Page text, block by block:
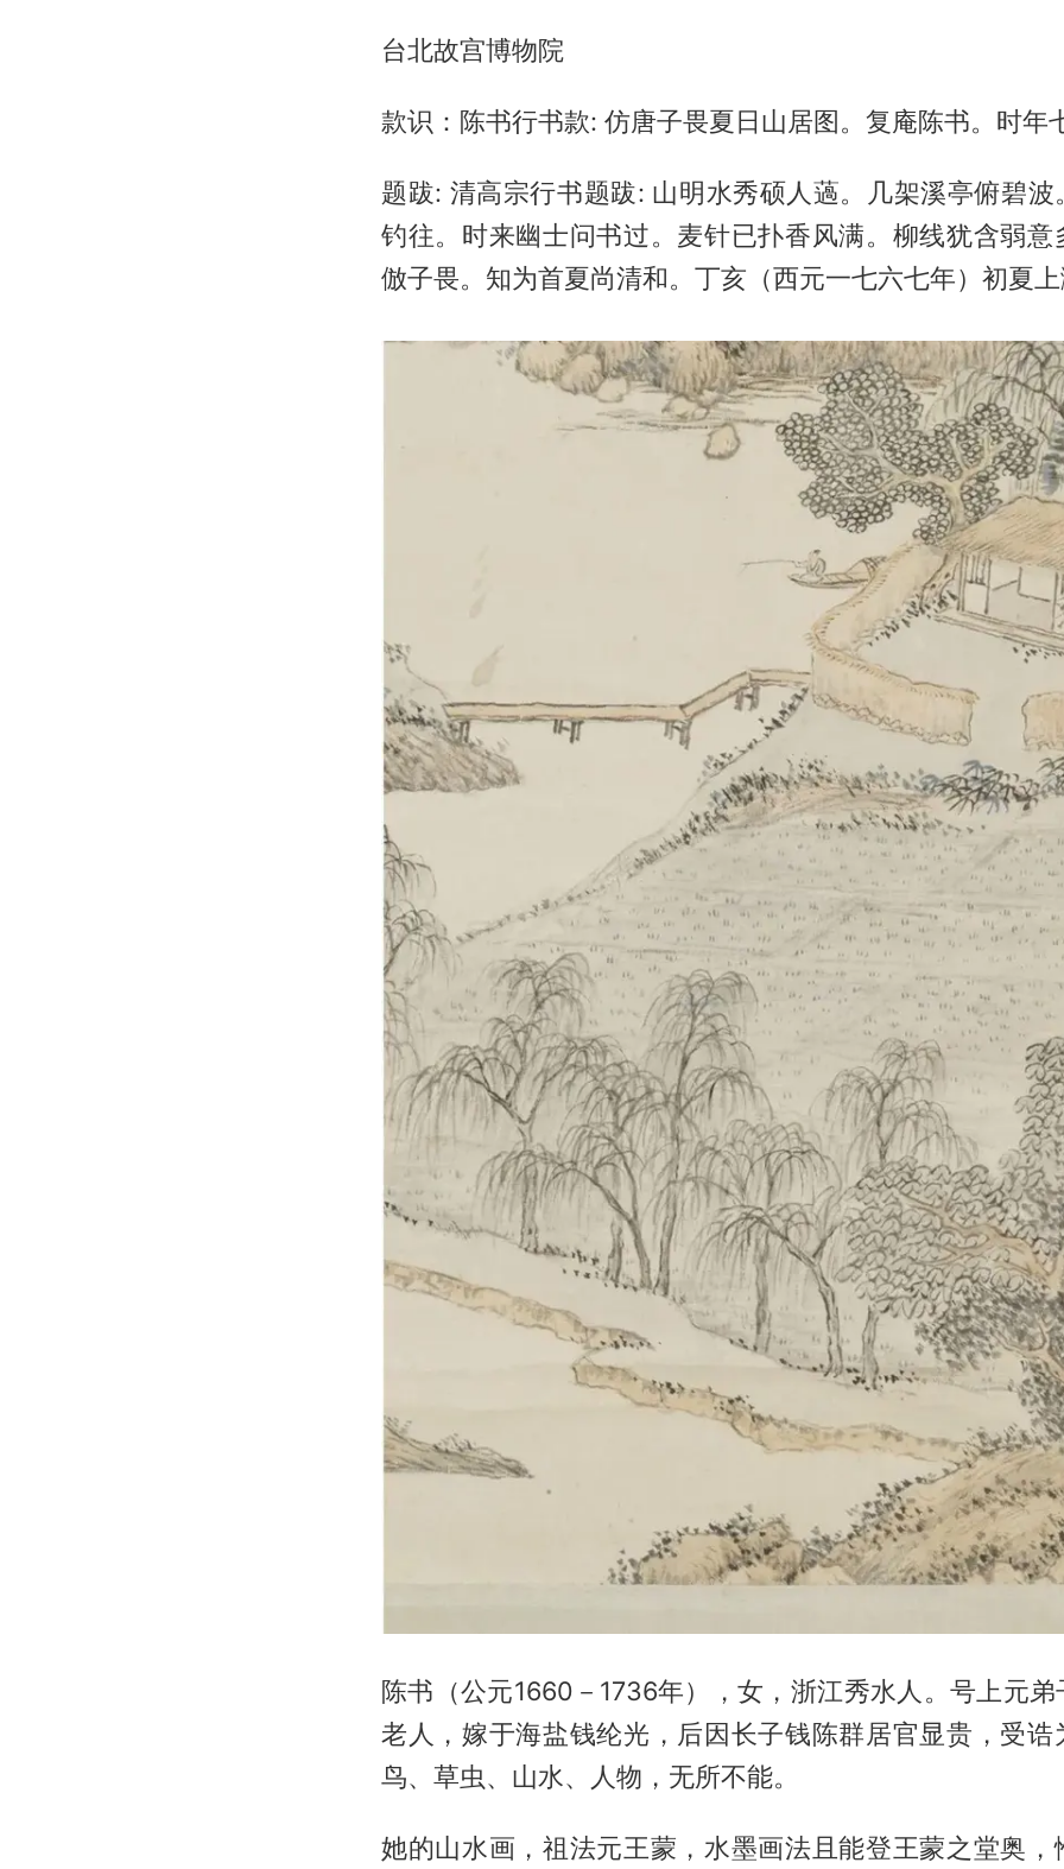
台北故宫博物院
款识：陈书行书款: 仿唐子畏夏日山居图。复庵陈书。时年
题跋: 清高宗行书题跋: 山明水秀硕人薖。几架溪亭俯碧波
钓往。时来幽士问书过。麦针已扑香风满。柳线犹含弱意
倣子畏。知为首夏尚清和。丁亥（西元一七六七年）初夏
陈书（公元1660－1736年），女，浙江秀水人。号上元
老人，嫁于海盐钱纶光，后因长子钱陈群居官显贵，受诰
鸟、草虫、山水、人物，无所不能。
她的山水画，祖法元王蒙，水墨画法且能登王蒙之堂奥，